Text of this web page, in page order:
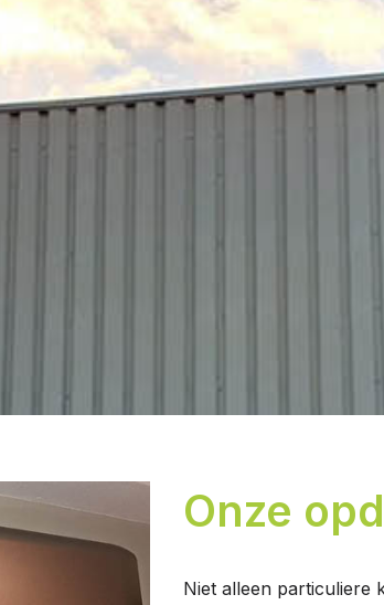
Onze
Niet alleen particuliere